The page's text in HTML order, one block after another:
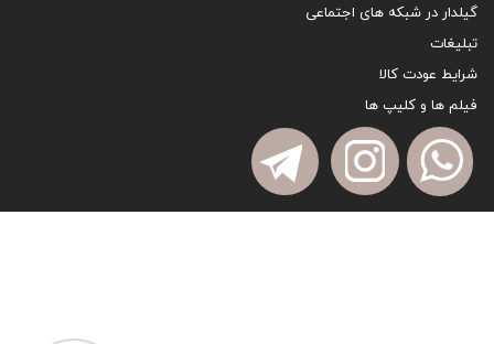
گیلدار در شبکه های اجتماعی
تبلیغات
شرایط عودت کالا
فیلم ها و کلیپ ها